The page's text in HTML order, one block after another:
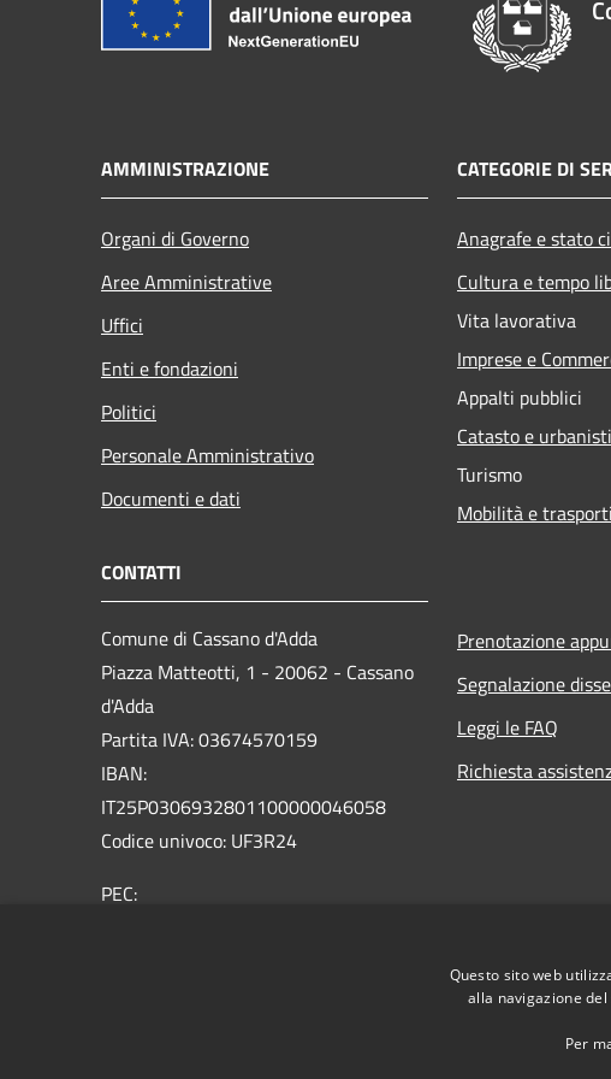
AMMINISTRAZIONE
Organi di Governo
Aree Amministrative
Uffici
Enti e fondazioni
Politici
Personale Amministrativo
Documenti e dati
CATEGORIE DI
Anagrafe e stato
Cultura e tempo
Vita lavorativa
Imprese e
Appalti pubblici
Catasto e
Turismo
Mobilità e trasporti
CONTATTI
Comune di Cassano d'Adda
Piazza Matteotti, 1 - 20062 - Cassano
d'Adda
Partita IVA: 03674570159
IBAN:
IT25P0306932801100000046058
Codice univoco: UF3R24
PEC:
Prenotazione
Segnalazione
Leggi le FAQ
Richiesta
Questo sito web
alla navigazione
Per